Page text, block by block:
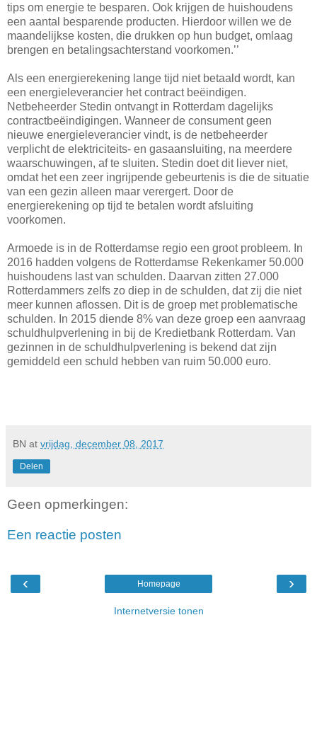
tips om energie te besparen. Ook krijgen de huishoudens
een aantal besparende producten. Hierdoor willen we de
maandelijkse kosten, die drukken op hun budget, omlaag
brengen en betalingsachterstand voorkomen.’’
Als een energierekening lange tijd niet betaald wordt, kan
een energieleverancier het contract beëindigen.
Netbeheerder Stedin ontvangt in Rotterdam dagelijks
contractbeëindigingen. Wanneer de consument geen
nieuwe energieleverancier vindt, is de netbeheerder
verplicht de elektriciteits- en gasaansluiting, na meerdere
waarschuwingen, af te sluiten. Stedin doet dit liever niet,
omdat het een zeer ingrijpende gebeurtenis is die de situatie
van een gezin alleen maar verergert. Door de
energierekening op tijd te betalen wordt afsluiting
voorkomen.
Armoede is in de Rotterdamse regio een groot probleem. In
2016 hadden volgens de Rotterdamse Rekenkamer 50.000
huishoudens last van schulden. Daarvan zitten 27.000
Rotterdammers zelfs zo diep in de schulden, dat zij die niet
meer kunnen aflossen. Dit is de groep met problematische
schulden. In 2015 diende 8% van deze groep een aanvraag
schuldhulpverlening in bij de Kredietbank Rotterdam. Van
gezinnen in de schuldhulpverlening is bekend dat zijn
gemiddeld een schuld hebben van ruim 50.000 euro.
BN at vrijdag, december 08, 2017
Delen
Geen opmerkingen:
Een reactie posten
‹ ›
Homepage
Internetversie tonen